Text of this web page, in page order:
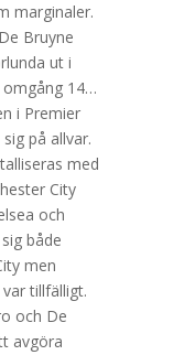
marginaler.
Bruyne
ut i
omgång 14…
i Premier
på allvar.
med
City
och
både
men
tillfälligt.
och De
avgöra